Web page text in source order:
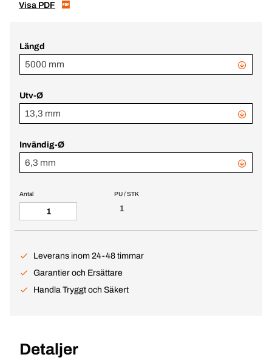
Visa PDF
Längd
5000 mm
Utv-Ø
13,3 mm
Invändig-Ø
6,3 mm
PU / STK
1
Antal
Leverans inom 24-48 timmar
Garantier och Ersättare
Handla Tryggt och Säkert
Detaljer